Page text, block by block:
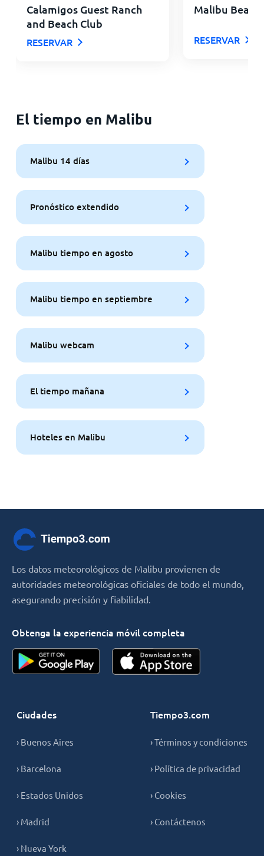
Calamigos Guest Ranch
and Beach Club
RESERVAR
Malibu Beach
RESERVAR
El tiempo en Malibu
Malibu 14 días
Pronóstico extendido
Malibu tiempo en agosto
Malibu tiempo en septiembre
Malibu webcam
El tiempo mañana
Hoteles en Malibu
Los datos meteorológicos de Malibu provienen de
autoridades meteorológicas oficiales de todo el mundo,
asegurando precisión y fiabilidad.
Obtenga la experiencia móvil completa
Ciudades
› Buenos Aires
› Barcelona
› Estados Unidos
› Madrid
› Nueva York
Tiempo3.com
› Términos y condiciones
› Política de privacidad
› Cookies
› Contáctenos